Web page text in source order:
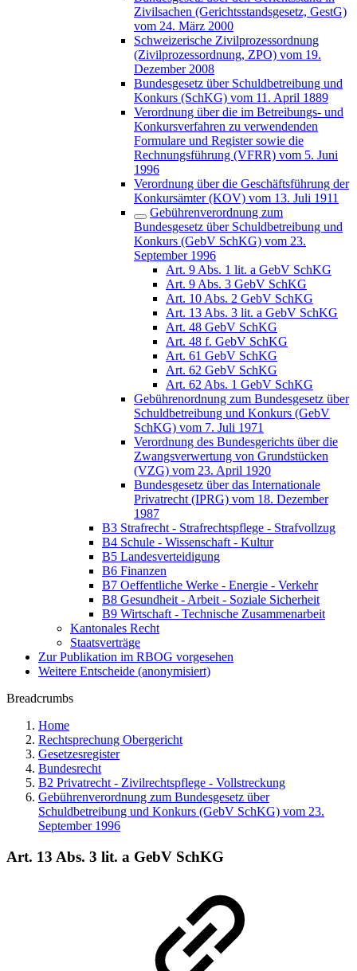
Zivilsachen (Gerichtsstandsgesetz, GestG)
vom 24. März 2000
Schweizerische Zivilprozessordnung
(Zivilprozessordnung, ZPO) vom 19.
Dezember 2008
Bundesgesetz über Schuldbetreibung und
Konkurs (SchKG) vom 11. April 1889
Verordnung über die im Betreibungs- und
Konkursverfahren zu verwendenden
Formulare und Register sowie die
Rechnungsführung (VFRR) vom 5. Juni
1996
Verordnung über die Geschäftsführung der
Konkursämter (KOV) vom 13. Juli 1911
Gebührenverordnung zum
Bundesgesetz über Schuldbetreibung und
Konkurs (GebV SchKG) vom 23.
September 1996
Art. 9 Abs. 1 lit. a GebV SchKG
Art. 9 Abs. 3 GebV SchKG
Art. 10 Abs. 2 GebV SchKG
Art. 13 Abs. 3 lit. a GebV SchKG
Art. 48 GebV SchKG
Art. 48 f. GebV SchKG
Art. 61 GebV SchKG
Art. 62 GebV SchKG
Art. 62 Abs. 1 GebV SchKG
Gebührenordnung zum Bundesgesetz über
Schuldbetreibung und Konkurs (GebV
SchKG) vom 7. Juli 1971
Verordnung des Bundesgerichts über die
Zwangsverwertung von Grundstücken
(VZG) vom 23. April 1920
Bundesgesetz über das Internationale
Privatrecht (IPRG) vom 18. Dezember
1987
B3 Strafrecht - Strafrechtspflege - Strafvollzug
B4 Schule - Wissenschaft - Kultur
B5 Landesverteidigung
B6 Finanzen
B7 Oeffentliche Werke - Energie - Verkehr
B8 Gesundheit - Arbeit - Soziale Sicherheit
B9 Wirtschaft - Technische Zusammenarbeit
Kantonales Recht
Staatsverträge
Zur Publikation im RBOG vorgesehen
Weitere Entscheide (anonymisiert)
Breadcrumbs
Home
Rechtsprechung Obergericht
Gesetzesregister
Bundesrecht
B2 Privatrecht - Zivilrechtspflege - Vollstreckung
Gebührenverordnung zum Bundesgesetz über
Schuldbetreibung und Konkurs (GebV SchKG) vom 23.
September 1996
Art. 13 Abs. 3 lit. a GebV SchKG